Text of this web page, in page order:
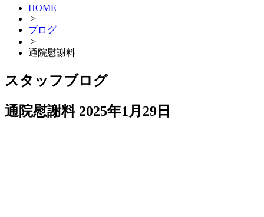
HOME
>
ブログ
>
通院慰謝料
スタッフブログ
通院慰謝料 2025年1月29日